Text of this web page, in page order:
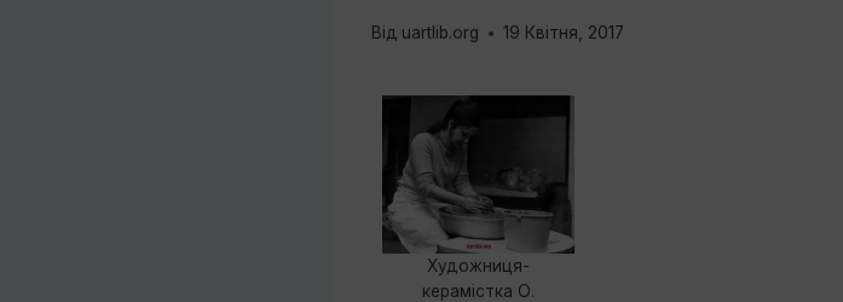
Від uartlib.org 19 Квітня, 2017
Художниця-
керамістка О.